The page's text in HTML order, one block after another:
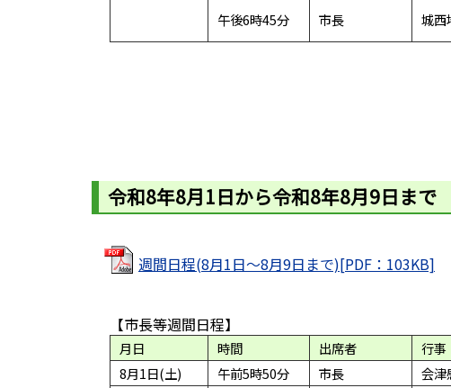
午後6時45分 市長 城西
令和8年8月1日から令和8年8月9日まで
週間日程(8月1日～8月9日まで)[PDF：103KB]
【市長等週間日程】
月日 時間 出席者 行事
8月1日(土)
午前5時50分 市長 会